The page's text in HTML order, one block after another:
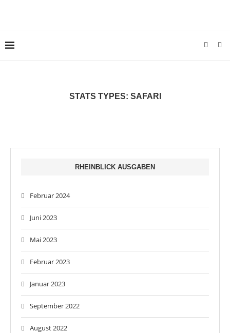
STATS TYPES: SAFARI
RHEINBLICK AUSGABEN
Februar 2024
Juni 2023
Mai 2023
Februar 2023
Januar 2023
September 2022
August 2022